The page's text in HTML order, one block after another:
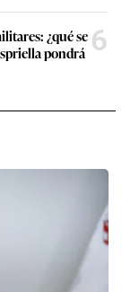
¿qué se
pondrá 6